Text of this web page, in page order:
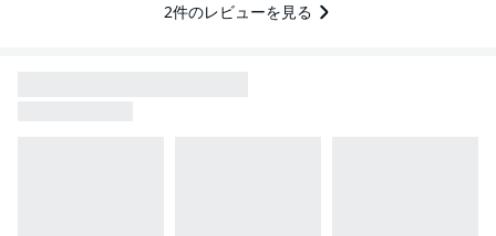
2件のレビューを見る